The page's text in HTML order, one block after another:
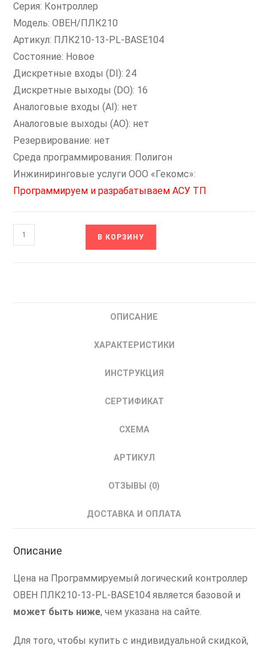
Серия: Контроллер
Модель: ОВЕН/ПЛК210
Артикул: ПЛК210-13-PL-BASE104
Состояние: Новое
Дискретные входы (DI): 24
Дискретные выходы (DO): 16
Аналоговые входы (AI): нет
Аналоговые выходы (AO): нет
Резервирование: нет
Среда программирования: Полигон
Инжиниринговые услуги ООО «Гекомс»:
Программируем и разрабатываем АСУ ТП
Количество
товара
В КОРЗИНУ
ОПИСАНИЕ
ХАРАКТЕРИСТИКИ
ИНСТРУКЦИЯ
СЕРТИФИКАТ
СХЕМА
АРТИКУЛ
ОТЗЫВЫ (0)
ДОСТАВКА И ОПЛАТА
Описание
Цена на Программируемый логический контроллер
ОВЕН ПЛК210-13-PL-BASE104 является базовой и
может быть ниже, чем указана на сайте.
Для того, чтобы купить с индивидуальной скидкой,